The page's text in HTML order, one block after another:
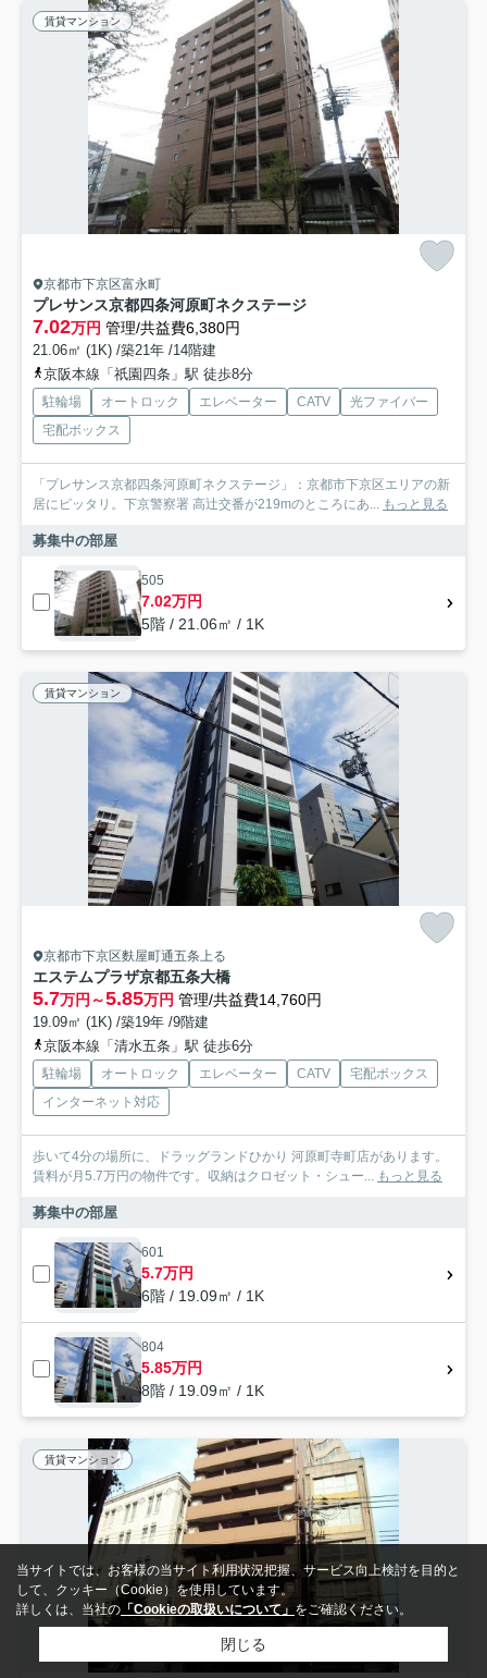
賃貸マンション
京都市下京区富永町
プレサンス京都四条河原町ネクステージ
7.02万円 管理/共益費6,380円
21.06㎡ (1K) /築21年 /14階建
京阪本線「祇園四条」駅 徒歩8分
駐輪場 オートロック エレベーター CATV
光ファイバー
宅配ボックス
「プレサンス京都四条河原町ネクステージ」：京都市下京区エリアの新
居にピッタリ。下京警察署 高辻交番が219mのところにあ...
もっと見る
募集中の部屋
505
7.02万円
5階 / 21.06㎡ / 1K
賃貸マンション
京都市下京区麩屋町通五条上る
エステムプラザ京都五条大橋
5.7万円～5.85万円 管理/共益費14,760円
19.09㎡ (1K) /築19年 /9階建
京阪本線「清水五条」駅 徒歩6分
駐輪場 オートロック エレベーター CATV
宅配ボックス
インターネット対応
歩いて4分の場所に、ドラッグランドひかり 河原町寺町店があります。
賃料が月5.7万円の物件です。収納はクロゼット・シュー...
もっと見る
募集中の部屋
601
5.7万円
6階 / 19.09㎡ / 1K
804
5.85万円
8階 / 19.09㎡ / 1K
賃貸マンション
当サイトでは、お客様の当サイト利用状況把握、サービス向上検討を目的と
して、クッキー（Cookie）を使用しています。
詳しくは、当社の 「Cookieの取扱いについて」 をご確認ください。
閉じる